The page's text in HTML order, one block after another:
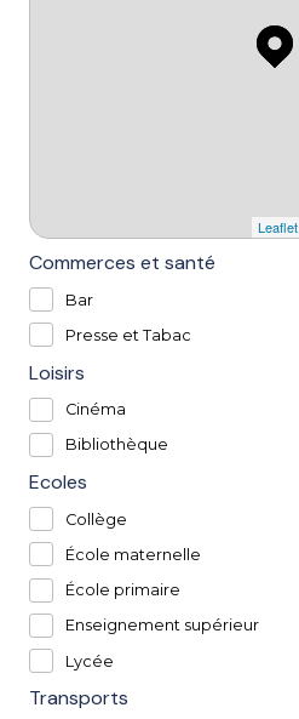
Leaflet
Commerces et santé
Bar
Presse et Tabac
Loisirs
Cinéma
Bibliothèque
Ecoles
Collège
École maternelle
École primaire
Enseignement supérieur
Lycée
Transports